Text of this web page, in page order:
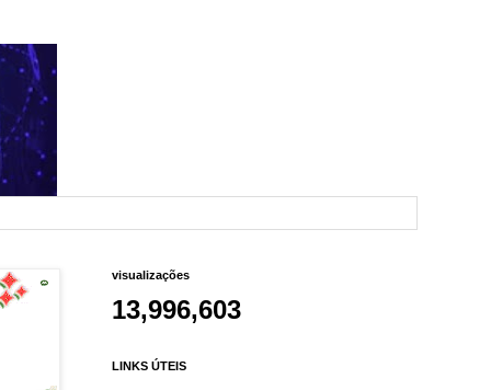
visualizações
13,996,603
LINKS ÚTEIS